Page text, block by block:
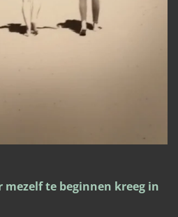
mezelf te beginnen kreeg in